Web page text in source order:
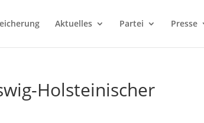
Aktuelles Partei Presse
Holsteinischer